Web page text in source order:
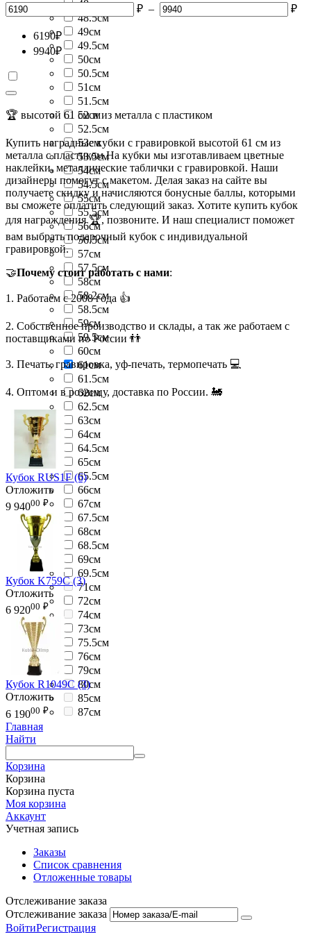
48см
48.5см
49см
49.5см
50см
50.5см
51см
51.5см
52см
52.5см
53см
53.5см
54см
54.5см
55см
55.5см
56см
56.5см
57см
57.5см
58см
58.2см
58.5см
59см
59.5см
60см
61см
61.5см
62см
62.5см
63см
64см
64.5см
65см
65.5см
66см
67см
67.5см
68см
68.5см
69см
69.5см
71см
72см
74см
73см
75.5см
76см
79см
80см
85см
87см
₽ – ₽
6190₽
9940₽
🏆 высотой 61 см и из металла с пластиком
Купить наградные кубки с гравировкой высотой 61 см из
металла с пластиком На кубки мы изготавливаем цветные
наклейки, металлические таблички с гравировкой. Наши
дизайнеры помогут с макетом. Делая заказ на сайте вы
получаете скидку и начисляются бонусные баллы, которыми
вы сможете оплатить следующий заказ. Хотите купить кубок
для награждения 🏆, позвоните. И наш специалист поможет
вам выбрать подарочный кубок с индивидуальной
гравировкой.
🤝Почему стоит работать с нами:
1. Работаем с 2008 года 👍
2. Собственное производство и склады, а так же работаем с
поставщиками по России 👬
3. Печать, гравировка, уф-печать, термопечать 💻
4. Оптом и в розницу, доставка по России. 🚂
Кубок RUS1F (6)
Отложить
9 94000 ₽
Кубок K759C (3)
Отложить
6 92000 ₽
Кубок R1049C (3)
Отложить
6 19000 ₽
Главная
Найти
Корзина
Корзина
Корзина пуста
Моя корзина
Аккаунт
Учетная запись
Заказы
Список сравнения
Отложенные товары
Отслеживание заказа
Отслеживание заказа
ВойтиРегистрация